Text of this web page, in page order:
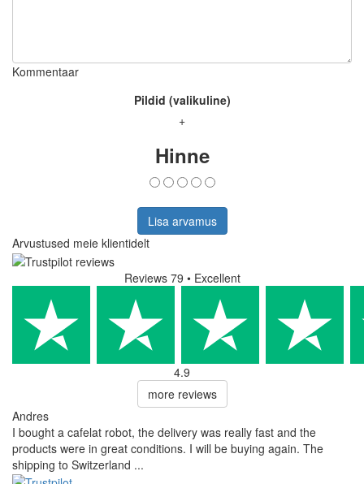
Kommentaar
Pildid (valikuline)
+
Hinne
Lisa arvamus
Arvustused meie klientidelt
Reviews 79 • Excellent
4.9
more reviews
Andres
I bought a cafelat robot, the delivery was really fast and the
products were in great conditions. I will be buying again. The
shipping to Switzerland ...